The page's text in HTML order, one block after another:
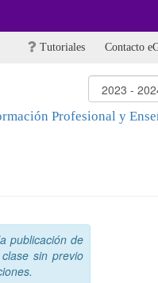
Tutoriales Contacto
Profesional y
publicación de
sin previo